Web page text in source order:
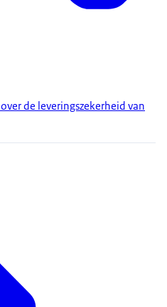
de leveringszekerheid van